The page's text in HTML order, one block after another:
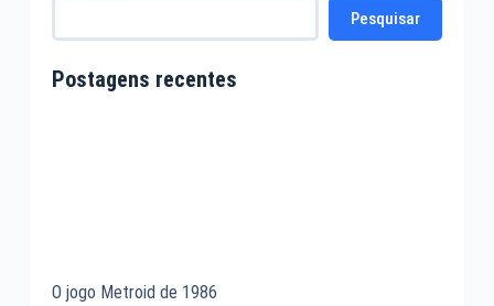
Pesquisar
Postagens recentes
O jogo Metroid de 1986